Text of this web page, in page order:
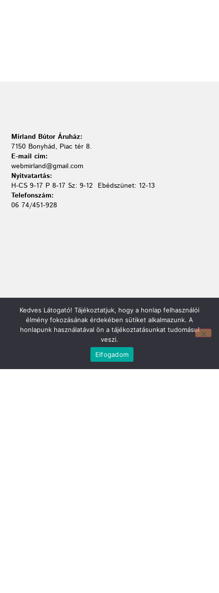
Mirland Lakberendezési Áruház:
7100 Szekszárd, Fáy András u. 29
Mirland Bútor Áruház:
7150 Bonyhád, Piac tér 8.
E-mail cím:
webmirland@gmail.com
Nyitvatartás:
H-CS 9-17 P 8-17 Sz: 9-12 Ebédszünet: 12-13
Telefonszám:
06 74/451-928
Kedves Látogató! Tájékoztatjuk, hogy a honlap felhasználói
élmény fokozásának érdekében sütiket alkalmazunk. A
honlapunk használatával ön a tájékoztatásunkat tudomásul
veszi.
Elfogadom